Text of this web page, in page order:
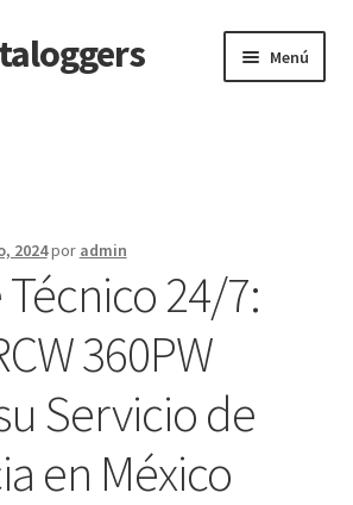
Menú
2024por admin
24/7:
360PW
Servicio de
en México